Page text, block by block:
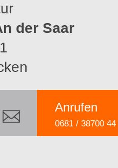
der Saar
Anrufen
0681 / 38700 44